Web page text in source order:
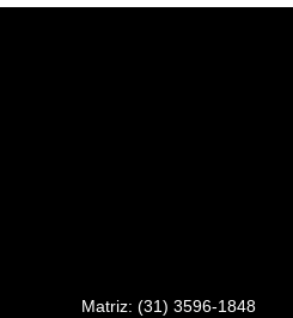
Matriz: (31) 3596-1848